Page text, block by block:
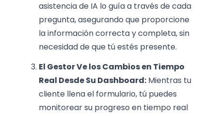
asistencia de IA lo guía a través de cada
pregunta, asegurando que proporcione
la información correcta y completa, sin
necesidad de que tú estés presente.
El Gestor Ve los Cambios en Tiempo
Real Desde Su Dashboard: Mientras tu
cliente llena el formulario, tú puedes
monitorear su progreso en tiempo real